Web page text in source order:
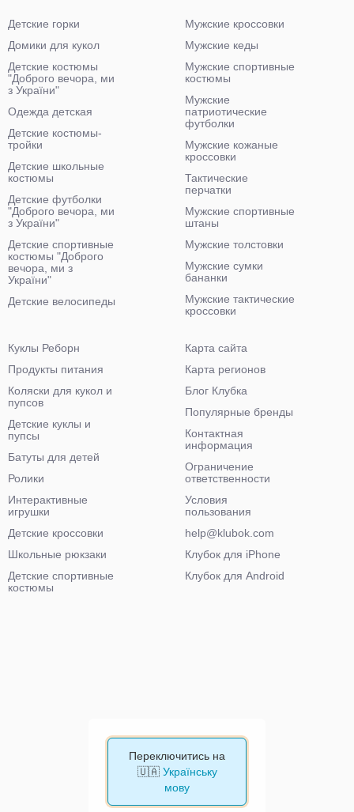
Детские горки
Домики для кукол
Детские костюмы
"Доброго вечора, ми
з України"
Одежда детская
Детские костюмы-
тройки
Детские школьные
костюмы
Детские футболки
"Доброго вечора, ми
з України"
Детские спортивные
костюмы "Доброго
вечора, ми з
України"
Детские велосипеды
Мужские кроссовки
Мужские кеды
Мужские спортивные
костюмы
Мужские
патриотические
футболки
Мужские кожаные
кроссовки
Тактические
перчатки
Мужские спортивные
штаны
Мужские толстовки
Мужские сумки
бананки
Мужские тактические
кроссовки
Куклы Реборн
Продукты питания
Коляски для кукол и
пупсов
Детские куклы и
пупсы
Батуты для детей
Ролики
Интерактивные
игрушки
Детские кроссовки
Школьные рюкзаки
Детские спортивные
костюмы
Карта сайта
Карта регионов
Блог Клубка
Популярные бренды
Контактная
информация
Ограничение
ответственности
Условия
пользования
help@klubok.com
Клубок для iPhone
Клубок для Android
Переключитись на
🇺🇦 Українську
мову